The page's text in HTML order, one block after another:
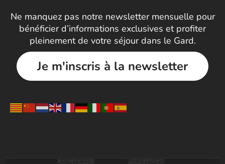
Ne manquez pas notre newsletter mensuelle pour
bénéficier d’informations exclusives et profiter
pleinement de votre séjour dans le Gard.
Je m'inscris à la newsletter